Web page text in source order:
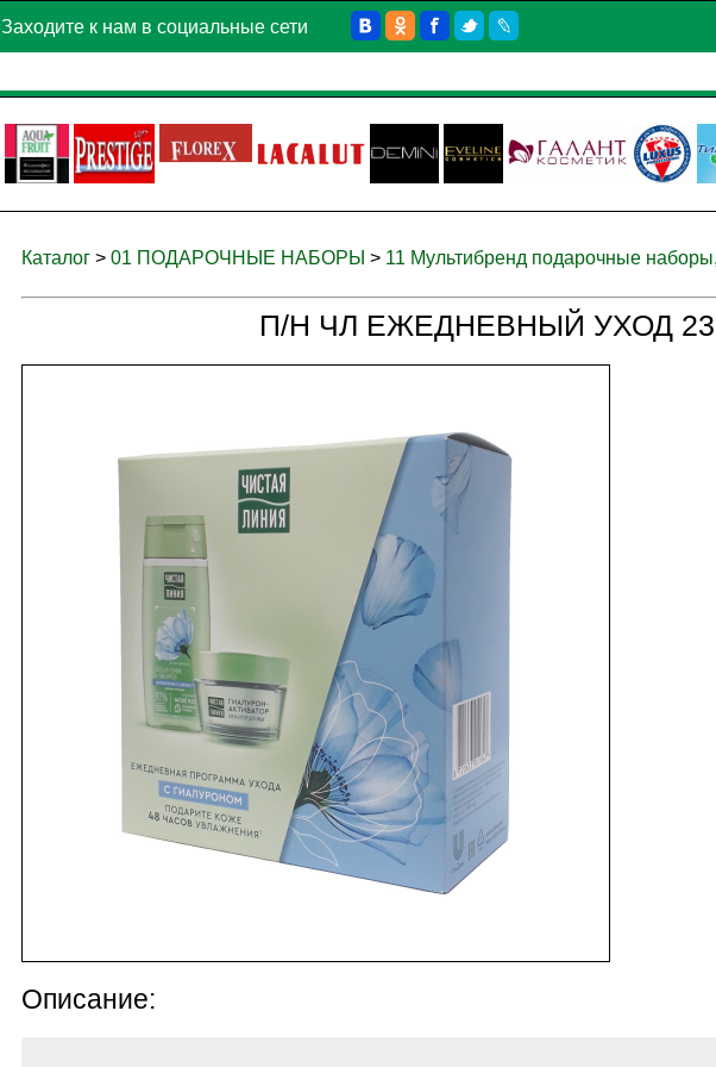
Заходите к нам в социальные сети
Каталог > 01 ПОДАРОЧНЫЕ НАБОРЫ > 11 Мультибренд подарочные
П/Н ЧЛ ЕЖЕДНЕВНЫЙ УХОД 23
Описание: